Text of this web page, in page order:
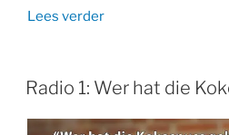
Lees verder“Radio
Buitenland
Oekraïners
Radio 1: Wer hat die